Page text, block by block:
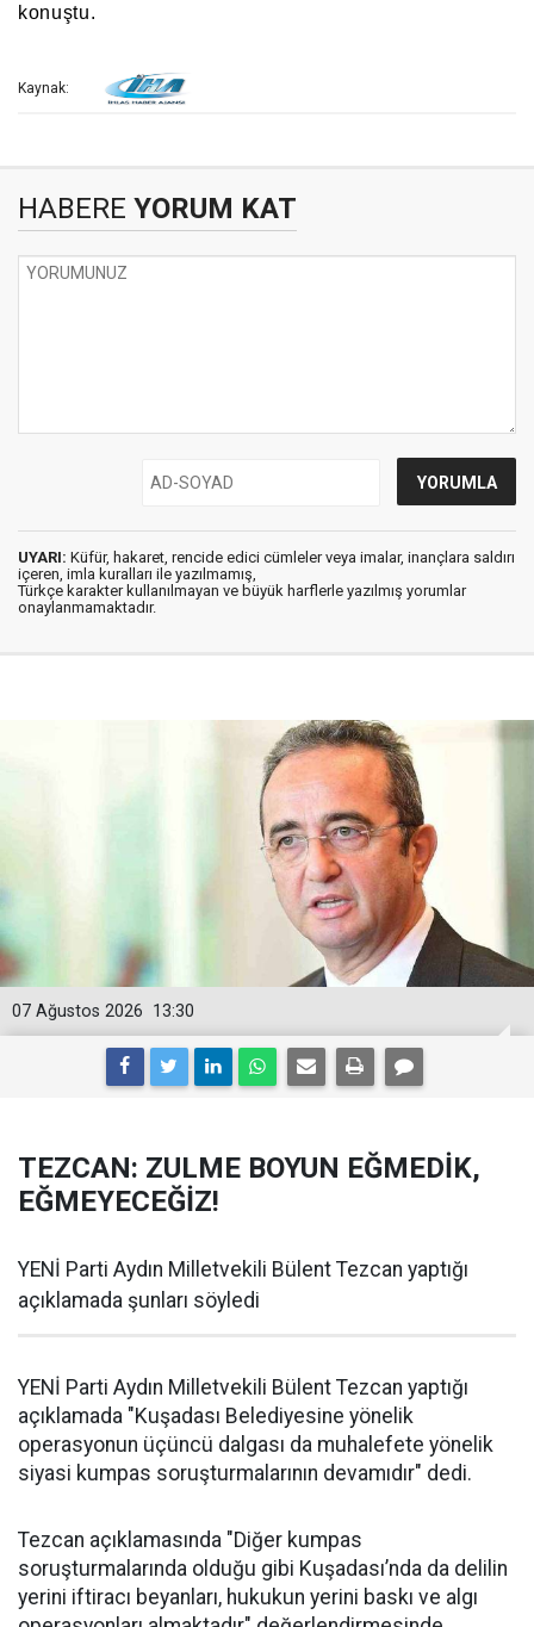
konuştu.
Kaynak:
HABERE YORUM KAT
UYARI: Küfür, hakaret, rencide edici cümleler veya imalar, inançlara saldırı
içeren, imla kuralları ile yazılmamış,
Türkçe karakter kullanılmayan ve büyük harflerle yazılmış yorumlar
onaylanmamaktadır.
13:30
07 Ağustos 2026
TEZCAN: ZULME BOYUN EĞMEDİK,
EĞMEYECEĞİZ!
YENİ Parti Aydın Milletvekili Bülent Tezcan yaptığı
açıklamada şunları söyledi
YENİ Parti Aydın Milletvekili Bülent Tezcan yaptığı
açıklamada "Kuşadası Belediyesine yönelik
operasyonun üçüncü dalgası da muhalefete yönelik
siyasi kumpas soruşturmalarının devamıdır" dedi.
Tezcan açıklamasında "Diğer kumpas
soruşturmalarında olduğu gibi Kuşadası’nda da delilin
yerini iftiracı beyanları, hukukun yerini baskı ve algı